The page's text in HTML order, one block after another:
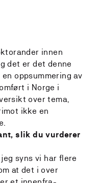
innen
det er det denne
oppsummering av
i Norge i
over tema,
ikke en
slik du vurderer
syns vi har flere
at det i over